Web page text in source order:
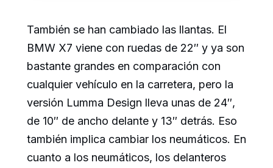
También se han cambiado las llantas. El
BMW X7 viene con ruedas de 22″ y ya son
bastante grandes en comparación con
cualquier vehículo en la carretera, pero la
versión Lumma Design lleva unas de 24″,
de 10″ de ancho delante y 13″ detrás. Eso
también implica cambiar los neumáticos. En
cuanto a los neumáticos, los delanteros